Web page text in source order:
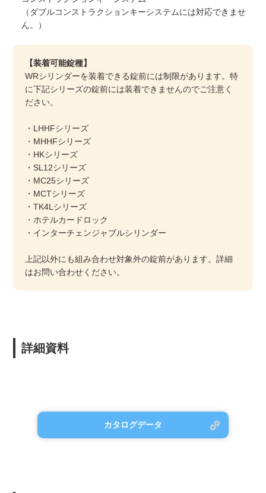
（ダブルコンストラクションキーシステムには対応できませ
ん。）
【装着可能錠種】
WRシリンダーを装着できる錠前には制限があります。特
に下記シリーズの錠前には装着できませんのでご注意く
ださい。
・LHHFシリーズ
・MHHFシリーズ
・HKシリーズ
・SL12シリーズ
・MC25シリーズ
・MCTシリーズ
・TK4Lシリーズ
・ホテルカードロック
・インターチェンジャブルシリンダー
上記以外にも組み合わせ対象外の錠前があります。詳細
はお問い合わせください。
詳細資料
カタログデータ